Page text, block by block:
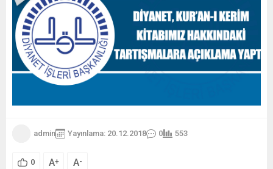
admin Yayınlama: 20.12.2018 0 553
0 A+ A-